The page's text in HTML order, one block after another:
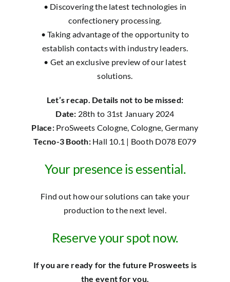
• Discovering the latest technologies in
confectionery processing.
• Taking advantage of the opportunity to
establish contacts with industry leaders.
• Get an exclusive preview of our latest
solutions.
Let’s recap. Details not to be missed:
Date: 28th to 31st January 2024
Place:ProSweets Cologne, Cologne, Germany
Tecno-3 Booth:Hall 10.1 | Booth D078 E079
Your presence is essential.
Find out how our solutions can take your
production to the next level.
Reserve your spot now.
If you are ready for the future Prosweets is
the event for you.